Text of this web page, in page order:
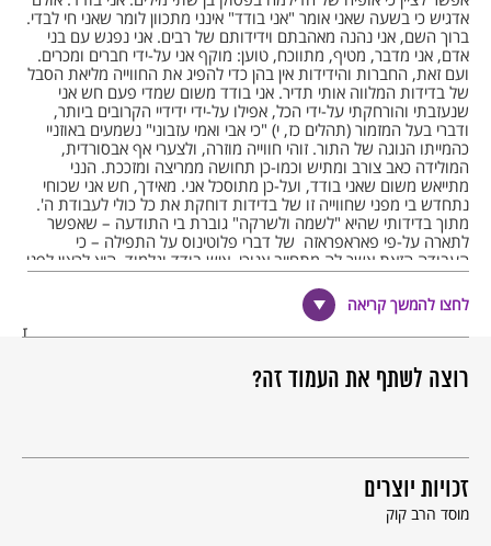
אדגיש כי בשעה שאני אומר "אני בודד" אינני מתכוון לומר שאני חי לבדי.
ברוך השם, אני נהנה מאהבתם וידידותם של רבים. אני נפגש עם בני
אדם, אני מדבר, מטיף, מתווכח, טוען: מוקף אני על-ידי חברים ומכרים.
ועם זאת, החברות והידידות אין בהן כדי להפיג את החווייה מליאת הסבל
של בדידות המלווה אותי תדיר. אני בודד משום שמדי פעם חש אני
שנעזבתי והורחקתי על-ידי הכל, אפילו על-ידי ידידיי הקרובים ביותר,
ודברי בעל המזמור (תהלים כז, י) "כי אבי ואמי עזבוני" נשמעים באוזניי
כהמייתו הנוגה של התור. זוהי חווייה מוזרה, ולצערי אף אבסורדית,
המולידה כאב צורב ומתיש וכמו-כן תחושה ממריצה ומזככת. הנני
מתייאש משום שאני בודד, ועל-כן מתוסכל אני. מאידך, חש אני שכוחי
נתחדש בי מפני שחווייה זו של בדידות דוחקת את כל כולי לעבודת ה'.
מתוך בדידותי שהיא "לשמה ולשרקה" גוברת בי התודעה – שאפשר
לתארה על-פי פאראפראזה של דברי פלוטינוס על התפילה – כי
העבודה הזאת אשר לה מתחייב אנוכי, איש בודד וגלמוד, היא לרצון לפני
ה' המצוי בבדידות אינסופית וקדושה.
רוצה אני להזדקק אל השאלה המתבקשת כאן: מדוע אופפת אותי
תחושה זו של בדידות, ושל היות בלתי רצוי? האם זו החרדה הקירקיגורית
התוקפת אותי, או שמא נובעת תחושת הבדידות מן הלחצים, הדאגות
והתסכולים האישיים שלי? ואולי תוצאה היא מהלך רוחו של האדם
סבורני כי אף-על-פי שיתכן שיש אמת-מה בשלוש ההנמקות הללו,
הסיבה האמיתית והמרכזית של תחושת הבדידות אשר ממנה אינני יכול
להשתחרר מצויה במישור אחר, היינו בחווית האמונה עצמה. אני בודד
מפני שבדרכי הצנועה והבלתי-מושלמת אני איש האמונה, אשר לדידו –
לחצו להמשך קריאה
רוצה לשתף את העמוד זה?
זכויות יוצרים
מוסד הרב קוק